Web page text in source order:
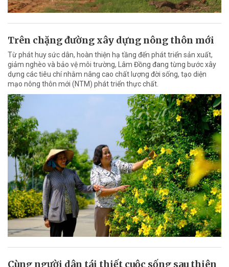
Trên chặng đường xây dựng nông thôn mới
Từ phát huy sức dân, hoàn thiện hạ tầng đến phát triển sản xuất,
giảm nghèo và bảo vệ môi trường, Lâm Đồng đang từng bước xây
dựng các tiêu chí nhằm nâng cao chất lượng đời sống, tạo diện
mạo nông thôn mới (NTM) phát triển thực chất.
Cùng người dân tái thiết cuộc sống sau thiên